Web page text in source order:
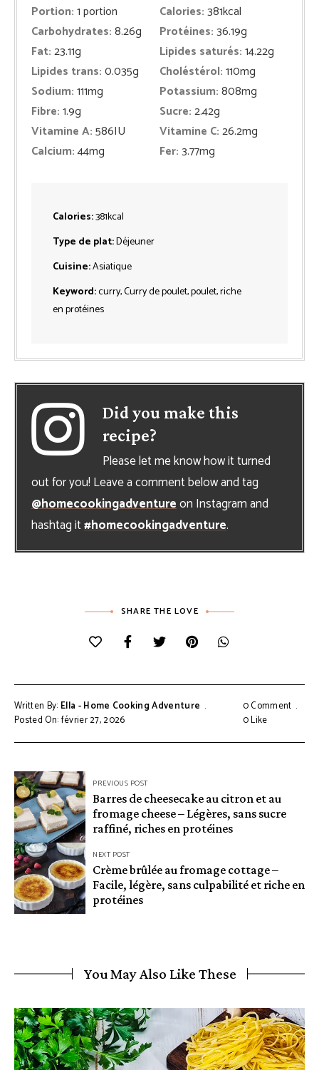
Portion:1portion Calories:381kcal
Carbohydrates:8.26g Protéines:36.19g
Fat:23.11g Lipides saturés:14.22g
Lipides trans:0.035g Choléstérol:110mg
Sodium:111mg Potassium:808mg
Fibre:1.9g Sucre:2.42g
Vitamine A:586IU Vitamine C:26.2mg
Calcium:44mg Fer:3.77mg
Calories:381kcal
Type de plat:Déjeuner
Cuisine:Asiatique
Keyword:curry, Curry de poulet, poulet, riche
en protéines
Did you make this
recipe?
Please let me know how it turned
out for you! Leave a comment below and tag
@homecookingadventureon Instagram and
hashtag it#homecookingadventure.
SHARE THE LOVE
Written By: Ella - Home Cooking Adventure
Posted On: février 27, 2026
0 Comment
0Like
Navigation
de
l’article
PREVIOUS POST
Barres de cheesecake au citron et au
fromage cheese – Légères, sans sucre
raffiné, riches en protéines
NEXT POST
Crème brûlée au fromage cottage –
Facile, légère, sans culpabilité et riche en
protéines
You May Also Like These